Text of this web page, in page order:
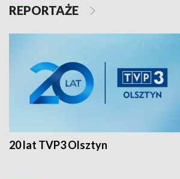
REPORTAŻE
20 lat TVP3 Olsztyn